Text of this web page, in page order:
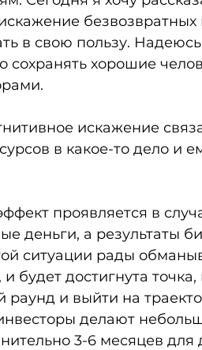
безвозвратных
в свою пользу.
сохранять хорошие
искажение
в какое-то дело и
проявляется в
деньги, а результаты
ситуации рады
будет достигнута
и выйти на
делают
3-6 месяцев для